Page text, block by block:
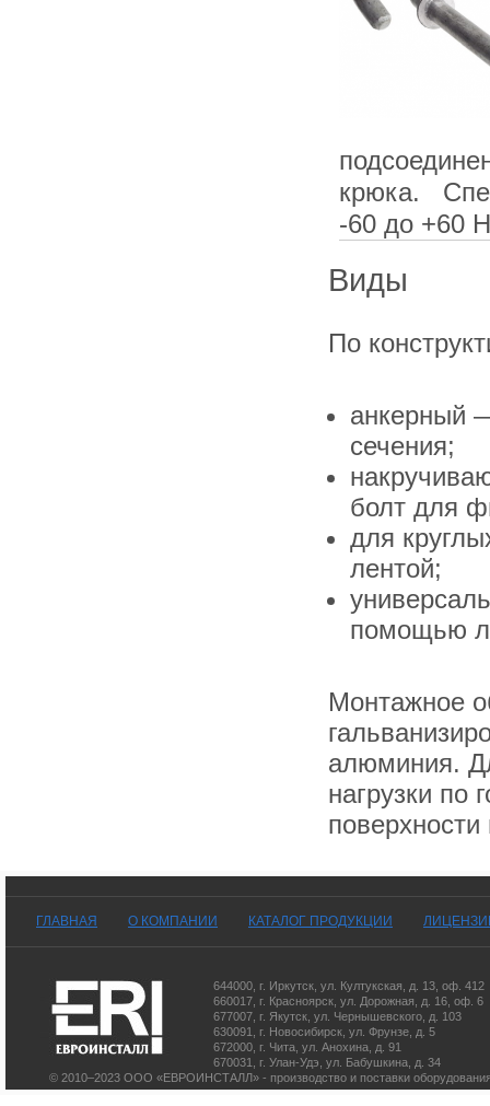
крюка.
-60 до +60
Виды
По
анкерный
сечения;
болт для
для
лентой;
помощью
Монтажное
алюминия.
нагрузки по
ГЛАВНАЯ О КОМПАНИИ КАТАЛОГ ПРОДУКЦИИ
644000 г. Иркутск ул. Култукская, д. 13 , оф. 412
660017 г. Красноярск ул. Дорожная, д. 16, оф. 6
677007 г. Якутск ул. Чернышевского, д. 103
630091
г. Новосибирск ул. Фрунзе, д. 5
672000 г. Чита ул. Анохина, д. 91
670031
г. Улан-Удэ ул. Бабушкина, д. 34
© 2010–2023 ООО «ЕВРОИНСТАЛЛ» - производство и поставки оборудования